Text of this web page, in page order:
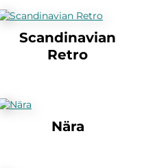
Scandinavian
Retro
Nära